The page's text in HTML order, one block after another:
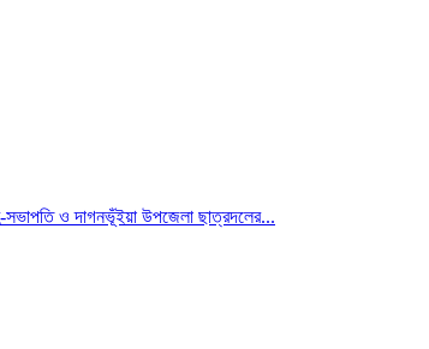
সভাপতি ও দাগনভূঁইয়া উপজেলা ছাত্রদলের...